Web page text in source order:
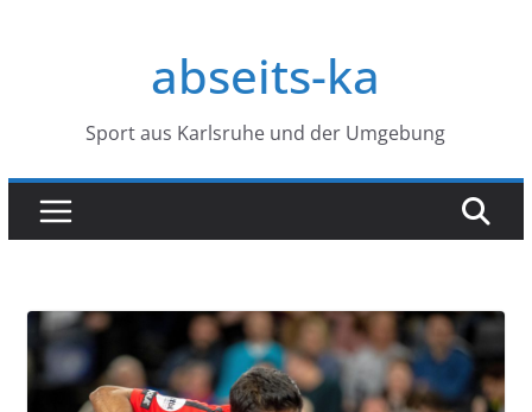
abseits-ka
Sport aus Karlsruhe und der Umgebung